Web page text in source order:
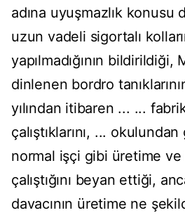
adına uyuşmazlık konusu
uzun vadeli sigortalı
yapılmadığının bildirildiği,
dinlenen bordro
yılından itibaren ... ...
çalıştıklarını, ...
normal işçi gibi üretime
çalıştığını beyan ettiği,
davacının üretime ne